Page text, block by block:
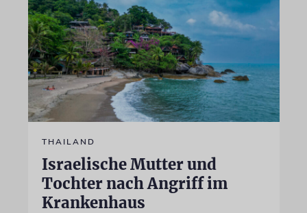
THAILAND
Israelische Mutter und
Tochter nach Angriff im
Krankenhaus